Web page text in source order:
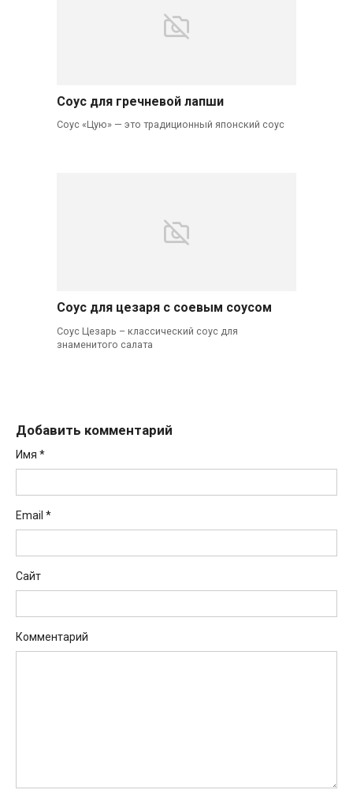
Соус для гречневой лапши
Соус «Цую» — это традиционный японский соус
Соус для цезаря с соевым соусом
Соус Цезарь – классический соус для
знаменитого салата
Добавить комментарий
Имя *
Email *
Сайт
Комментарий